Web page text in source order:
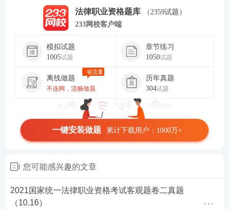
法律职业资格题库
（2359试题）
233网校客户端
模拟试题
1005试题
章节练习
1050试题
离线做题
不连网，流畅做题
省流量
历年真题
304试题
一键安装做题 累计下载用户：1000万+
您可能感兴趣的文章
2021国家统一法律职业资格考试客观题卷二真题
（10.16）